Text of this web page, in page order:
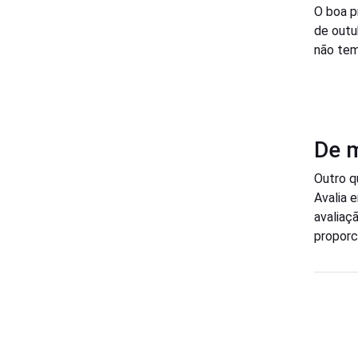
O boa
de
não
De
Outro
Avalia